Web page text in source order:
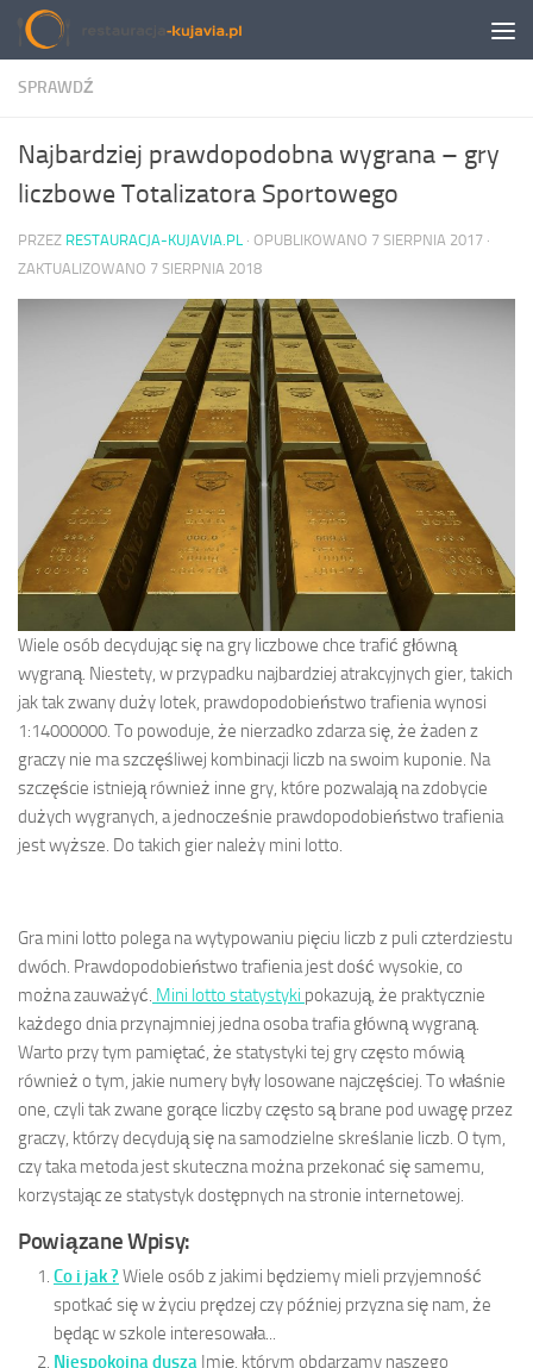
Przeskocz do treści
SPRAWDŹ
Najbardziej prawdopodobna wygrana – gry
liczbowe Totalizatora Sportowego
PRZEZ RESTAURACJA-KUJAVIA.PL · OPUBLIKOWANO 7 SIERPNIA 2017 ·
ZAKTUALIZOWANO 7 SIERPNIA 2018
Wiele osób decydując się na gry liczbowe chce trafić główną
wygraną. Niestety, w przypadku najbardziej atrakcyjnych gier, takich
jak tak zwany duży lotek, prawdopodobieństwo trafienia wynosi
1:14000000. To powoduje, że nierzadko zdarza się, że żaden z
graczy nie ma szczęśliwej kombinacji liczb na swoim kuponie. Na
szczęście istnieją również inne gry, które pozwalają na zdobycie
dużych wygranych, a jednocześnie prawdopodobieństwo trafienia
jest wyższe. Do takich gier należy mini lotto.
Gra mini lotto polega na wytypowaniu pięciu liczb z puli czterdziestu
dwóch. Prawdopodobieństwo trafienia jest dość wysokie, co
można zauważyć. Mini lotto statystyki pokazują, że praktycznie
każdego dnia przynajmniej jedna osoba trafia główną wygraną.
Warto przy tym pamiętać, że statystyki tej gry często mówią
również o tym, jakie numery były losowane najczęściej. To właśnie
one, czyli tak zwane gorące liczby często są brane pod uwagę przez
graczy, którzy decydują się na samodzielne skreślanie liczb. O tym,
czy taka metoda jest skuteczna można przekonać się samemu,
korzystając ze statystyk dostępnych na stronie internetowej.
Powiązane Wpisy:
Co i jak ? Wiele osób z jakimi będziemy mieli przyjemność
spotkać się w życiu prędzej czy później przyzna się nam, że
będąc w szkole interesowała...
Niespokojna dusza Imię, którym obdarzamy naszego